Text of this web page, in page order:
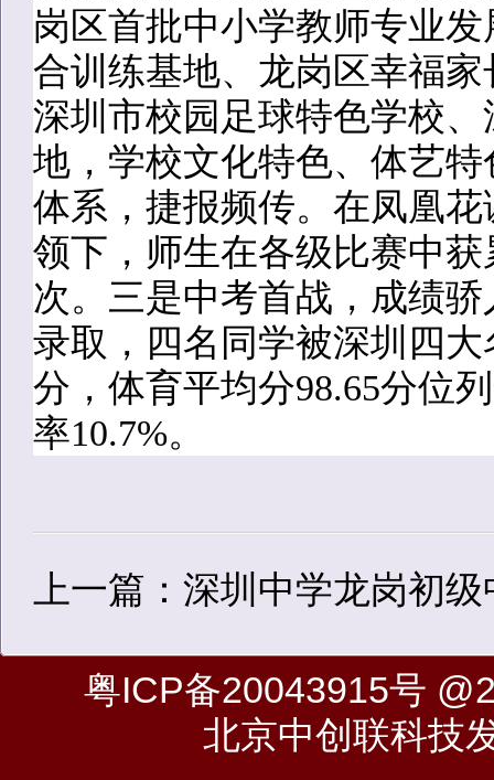
岗区首批中小学教师专业
合训练基地、龙岗区幸福
深圳市校园足球特色学校
地，学校文化特色、体艺
体系，捷报频传。在凤凰
领下，师生在各级比赛中
次。三是中考首战，成绩
录取，四名同学被深圳四
分，体育平均分98.65分位
率10.7%。
上一篇：深圳中学龙岗初
粤ICP备20043915号
北京中创联科技